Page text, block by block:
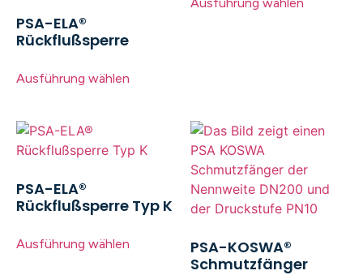
PSA-ELA®
Rückflußsperre
Ausführung wählen
PSA-ELA®
Rückflußsperre Typ K
Ausführung wählen
PSA-KOSWA®
Schmutzfänger